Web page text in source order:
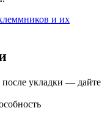
и их
укладки — дайте